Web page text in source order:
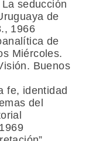
seducción
de
1966
de
Miércoles.
Buenos
fe, identidad
del